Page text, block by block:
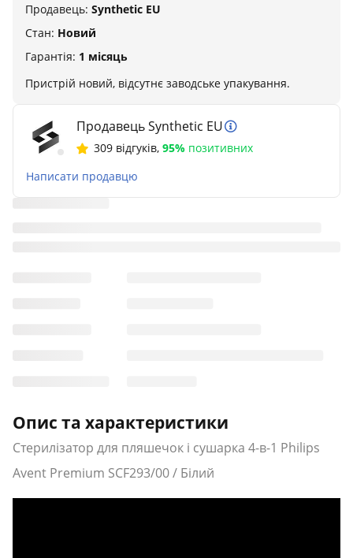
Продавець: Synthetic EU
Стан: Новий
Гарантія: 1 місяць
Пристрій новий, відсутнє заводське упакування.
Продавець Synthetic EU
309 відгуків, 95% позитивних
Написати продавцю
Опис та характеристики
Стерилізатор для пляшечок і сушарка 4-в-1 Philips
Avent Premium SCF293/00 / Білий